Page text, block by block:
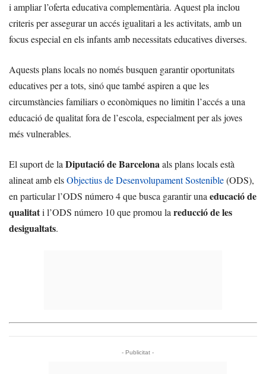
i ampliar l’oferta educativa complementària. Aquest pla inclou
criteris per assegurar un accés igualitari a les activitats, amb un
focus especial en els infants amb necessitats educatives diverses.
Aquests plans locals no només busquen garantir oportunitats
educatives per a tots, sinó que també aspiren a que les
circumstàncies familiars o econòmiques no limitin l’accés a una
educació de qualitat fora de l’escola, especialment per als joves
més vulnerables.
El suport de la Diputació de Barcelonaals plans locals està
alineat amb elsObjectius de Desenvolupament Sostenible(ODS),
en particular l’ODS número 4 que busca garantir una educació de
qualitati l’ODS número 10 que promou la reducció de les
desigualtats.
- Publicitat -